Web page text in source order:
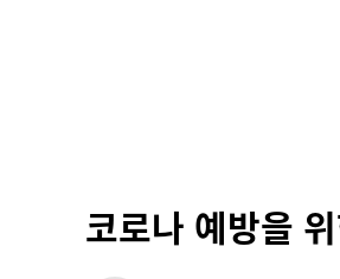
코로나 예방을